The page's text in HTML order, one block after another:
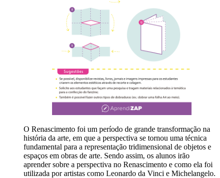
O Renascimento foi um período de grande transformação na
história da arte, em que a perspectiva se tornou uma técnica
fundamental para a representação tridimensional de objetos e
espaços em obras de arte. Sendo assim, os alunos irão
aprender sobre a perspectiva no Renascimento e como ela foi
utilizada por artistas como Leonardo da Vinci e Michelangelo.